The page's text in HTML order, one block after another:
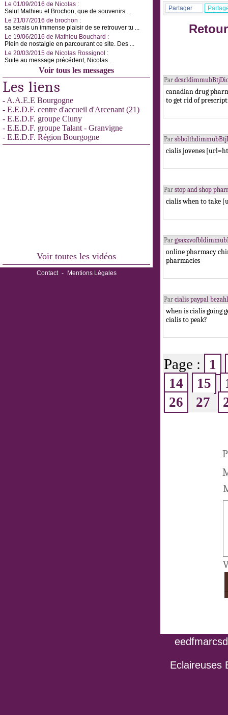
Le 01/09/2016 de Nicolas :
Salut Mathieu et Brochon, que de souvenirs ...
Le 21/07/2016 de brochon :
sa serais un immense plaisir de se retrouver tu ...
Le 19/06/2016 de Mathieu Bouchard :
Plein de nostalgie en parcourant ce site. Des ...
Le 20/03/2015 de Nicolas Rossignol :
Suite au message précédent, Nicolas ...
Voir tous les messages
Les liens
- A.A.E.E Bourgogne
- E.E.D.F. centre d'accueil d'Arcenant (21)
- E.E.D.F. groupe Cluny
- E.E.D.F. groupe Talant - Granvigne
- E.E.D.F. Région Bourgogne
Voir toutes les vidéos
Contact - Mentions Légales
Partager
Par
canadian drug
to get rid of
Par
cialis jovenes
Par stop and shop
cialis when to take
Par
online pharmacy
pharmacies
Par cialis paypal
when is cialis going
cialis to peak?
Page :
1
14
15
26
27
Eclaireuses